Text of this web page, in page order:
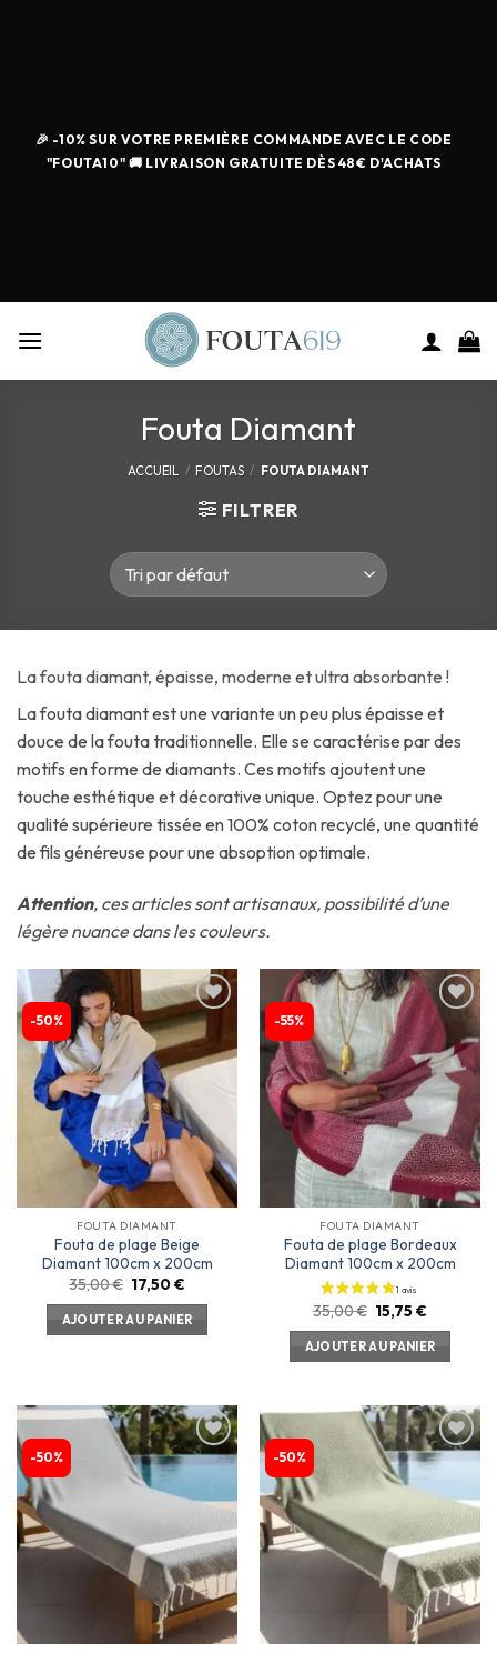
🎉 -10% SUR VOTRE PREMIÈRE COMMANDE AVEC LE CODE
"FOUTA10" 🚚 LIVRAISON GRATUITE DÈS 48€ D'ACHATS
Fouta Diamant
ACCUEIL / FOUTAS / FOUTA DIAMANT
FILTRER
La fouta diamant, épaisse, moderne et ultra absorbante !
La fouta diamant est une variante un peu plus épaisse et
douce de la fouta traditionnelle. Elle se caractérise par des
motifs en forme de diamants. Ces motifs ajoutent une
touche esthétique et décorative unique. Optez pour une
qualité supérieure tissée en 100% coton recyclé, une quantité
de fils généreuse pour une absoption optimale.
Attention, ces articles sont artisanaux, possibilité d’une
légère nuance dans les couleurs.
-50%
Ajouter
à la
liste
d’envies
FOUTA DIAMANT
Fouta de plage Beige
Diamant 100cm x 200cm
35,00€ 17,50€
AJOUTER AU PANIER
-55%
Ajouter
liste
d’envies
FOUTA DIAMANT
Fouta de plage Bordeaux
Diamant 100cm x 200cm
35,00€ 15,75€
AJOUTER AU PANIER
-50%
Ajouter
d’envies
-50%
Ajouter
d’envies